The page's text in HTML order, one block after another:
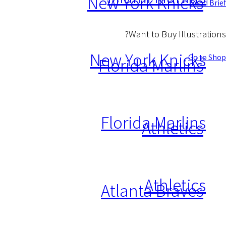
Florida Marlins
Athletics
Atlanta Braves
New York Knicks
Florida Marlins
Athletics
Send Brief
Want to Buy Illustrations?
Go to Shop